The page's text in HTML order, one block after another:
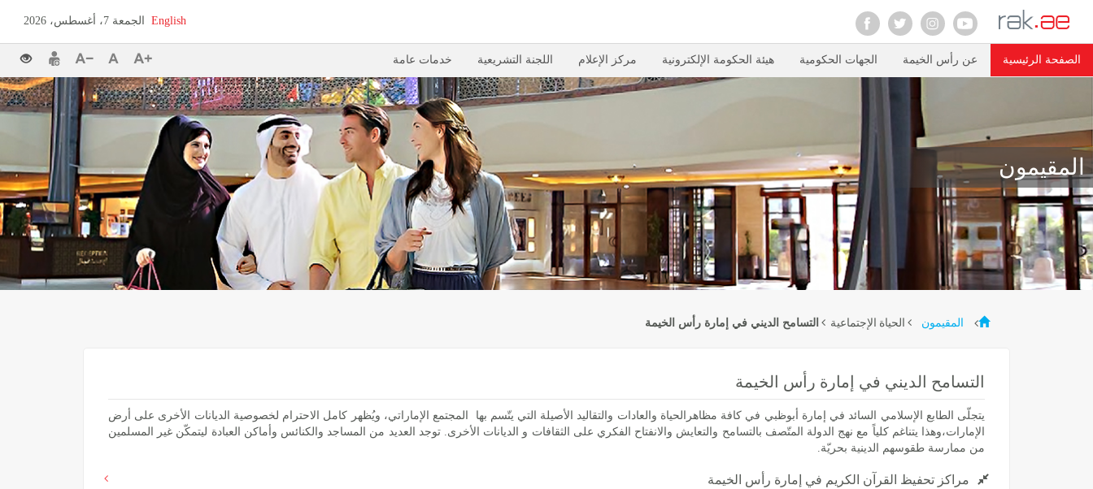
English الجمعة 7، أغسطس، 2026
الصفحة الرئيسية عن رأس الخيمة الجهات الحكومية هيئة الحكومة الإلكترونية مركز الإعلام اللجنة التشريعية خدمات عامة
المقيمون
المقيمون الحياة الإجتماعية التسامح الديني في إمارة رأس الخيمة
التسامح الديني في إمارة رأس الخيمة
يتجلّى الطابع الإسلامي السائد في إمارة أبوظبي في كافة مظاهرالحياة والعادات والتقاليد الأصيلة التي يتّسم بها المجتمع الإماراتي، ويُظهر كامل الاحترام لخصوصية الديانات الأخرى على أرض
الإمارات،وهذا يتناغم كلياً مع نهج الدولة المتّصف بالتسامح والتعايش والانفتاح الفكري على الثقافات و الديانات الأخرى. توجد العديد من المساجد والكنائس وأماكن العبادة ليتمكّن غير المسلمين
من ممارسة طقوسهم الدينية بحريّة.
مراكز تحفيظ القرآن الكريم في إمارة رأس الخيمة